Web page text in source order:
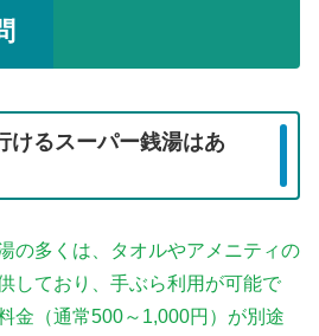
けるスーパー銭湯はあ
の多くは、タオルやアメニティの
しており、手ぶら利用が可能で
金（通常500～1,000円）が別途